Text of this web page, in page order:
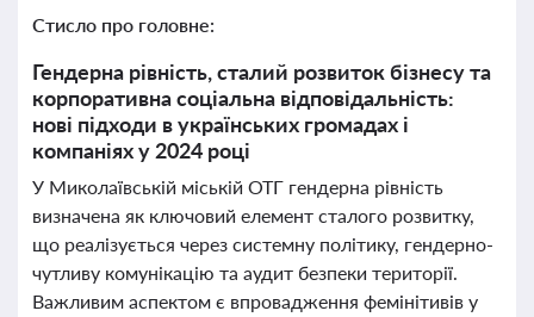
Стисло про головне:
Гендерна рівність, сталий розвиток бізнесу та
корпоративна соціальна відповідальність:
нові підходи в українських громадах і
компаніях у 2024 році
У Миколаївській міській ОТГ гендерна рівність
визначена як ключовий елемент сталого розвитку,
що реалізується через системну політику, гендерно-
чутливу комунікацію та аудит безпеки території.
Важливим аспектом є впровадження фемінітивів у